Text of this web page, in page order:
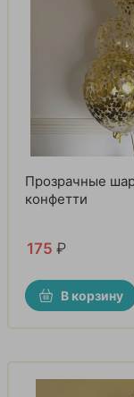
Прозрачные
конфетти
175 ₽
В корзину